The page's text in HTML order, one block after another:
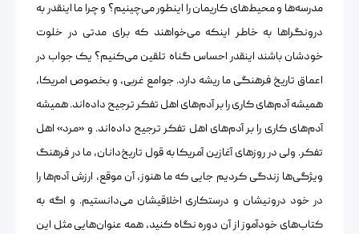
مدرسه‌ها و محیط‌های کاریمان را اینطور می‌چینیم؟ و چرا ما اینقدر به
درونگراها به خاطر اینکه می‌خواهند که برای مدتی در خلوت
خودشان باشند اینقدر احساس گناه تلقین می‌کنیم؟ یک جواب در
اعماق تاریخ فرهنگی ما ریشه‌ دارد. جوامع غربی، و بخصوص امریکا،
همیشه آدم‌های کاری را بر آدم‌های اهل تفکر ترجیح داده‌اند. همیشه
آدم‌های کاری را بر آدم‌های اهل تفکر ترجیح داده‌اند. و «مرد» اهل
تفکر. ولی در روزهای آغازین آمریکا به قول تاریخ‌دانان، ما در فرهنگ
ویژگی‌ها زندگی کردیم جایی که ما هنوز، آن موقع، ارزش آدم‌ها را
در خود درونیشان و درستکاری اخلاقیشان می‌دانستیم. و اگه به
کتاب‌های خودآموز از آن دوره نگاه کنید، همه عنوان‌هایی مثل این